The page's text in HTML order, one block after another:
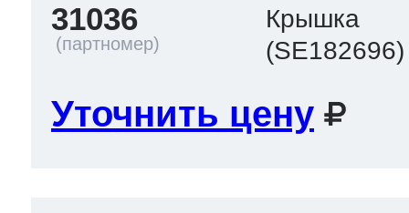
31036
Крышка
(SE182696)
Уточнить цену